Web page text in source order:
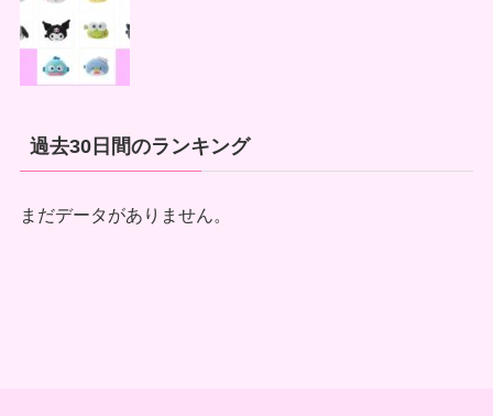
過去30日間のランキング
まだデータがありません。